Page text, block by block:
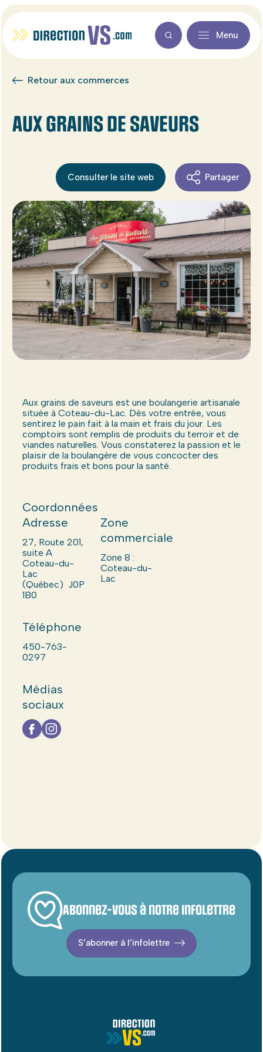
Menu
Retour aux commerces
AUX GRAINS DE SAVEURS
Consulter le site web Partager
Aux grains de saveurs est une boulangerie artisanale
située à Coteau-du-Lac. Dès votre entrée, vous
sentirez le pain fait à la main et frais du jour. Les
comptoirs sont remplis de produits du terroir et de
viandes naturelles. Vous constaterez la passion et le
plaisir de la boulangère de vous concocter des
produits frais et bons pour la santé.
Coordonnées
Adresse
27, Route 201,
suite A
Coteau-du-
Lac
(Québec) J0P
1B0
Téléphone
450-763-
0297
Médias
sociaux
Zone
commerciale
Zone 8 :
Coteau-du-
Lac
Abonnez-vous à notre infolettre
S’abonner à l’infolettre